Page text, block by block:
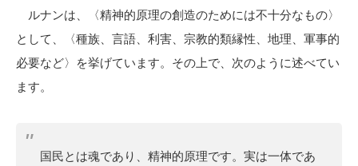
ルナンは、〈精神的原理の創造のためには不十分なもの〉
として、〈種族、言語、利害、宗教的類縁性、地理、軍事的
必要など〉を挙げています。その上で、次のように述べてい
ます。
国民とは魂であり、精神的原理です。実は一体であ